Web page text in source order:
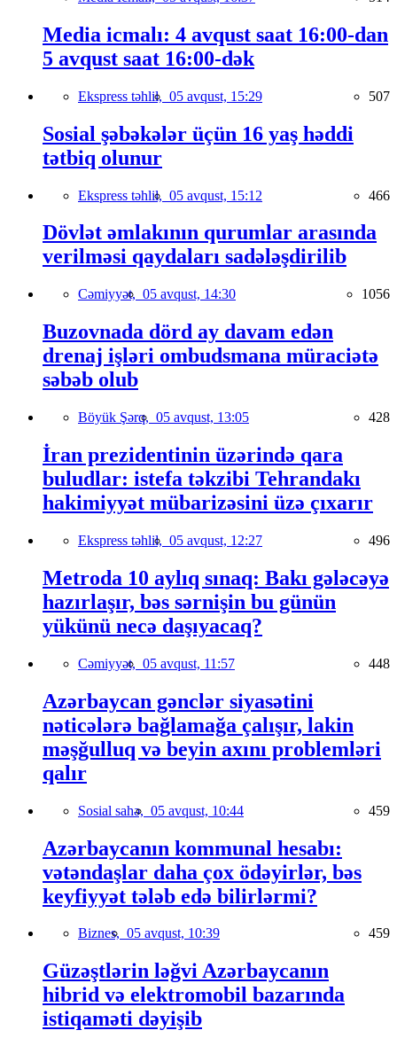
Media icmalı: 4 avqust saat 16:00-dan
5 avqust saat 16:00-dək
Ekspress təhlil, 05 avqust, 15:29 507
Sosial şəbəkələr üçün 16 yaş həddi
tətbiq olunur
Ekspress təhlil, 05 avqust, 15:12 466
Dövlət əmlakının qurumlar arasında
verilməsi qaydaları sadələşdirilib
Cəmiyyət, 05 avqust, 14:30 1056
Buzovnada dörd ay davam edən
drenaj işləri ombudsmana müraciətə
səbəb olub
Böyük Şərq, 05 avqust, 13:05 428
İran prezidentinin üzərində qara
buludlar: istefa təkzibi Tehrandakı
hakimiyyət mübarizəsini üzə çıxarır
Ekspress təhlil, 05 avqust, 12:27 496
Metroda 10 aylıq sınaq: Bakı gələcəyə
hazırlaşır, bəs sərnişin bu günün
yükünü necə daşıyacaq?
Cəmiyyət, 05 avqust, 11:57 448
Azərbaycan gənclər siyasətini
nəticələrə bağlamağa çalışır, lakin
məşğulluq və beyin axını problemləri
qalır
Sosial sahə, 05 avqust, 10:44 459
Azərbaycanın kommunal hesabı:
vətəndaşlar daha çox ödəyirlər, bəs
keyfiyyət tələb edə bilirlərmi?
Biznes, 05 avqust, 10:39 459
Güzəştlərin ləğvi Azərbaycanın
hibrid və elektromobil bazarında
istiqaməti dəyişib